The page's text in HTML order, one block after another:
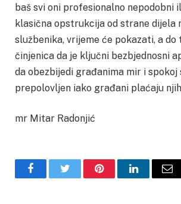
baš svi oni profesionalno nepodobni
klasična opstrukcija od strane dijela
službenika, vrijeme će pokazati, a do
činjenica da je ključni bezbjednosni
da obezbijedi građanima mir i spokoj
prepolovljen iako građani plaćaju
mr Mitar Radonjić
FacebookTwitter PinterestLinkedIn